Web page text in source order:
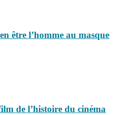
être l’homme au masque
de l’histoire du cinéma